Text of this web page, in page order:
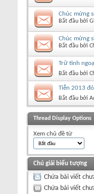
Chúc mừng
Bắt đầu bởi
Chúc mừng
Bắt đầu bởi
Trữ tình
Bắt đầu bởi
Tiễn 2013
Bắt đầu bởi
+Viết chủ đề mới
Thread Display Options
Xem chủ đề từ
Chú giải biểu tượng
Chứa bài viết
Chứa bài viết